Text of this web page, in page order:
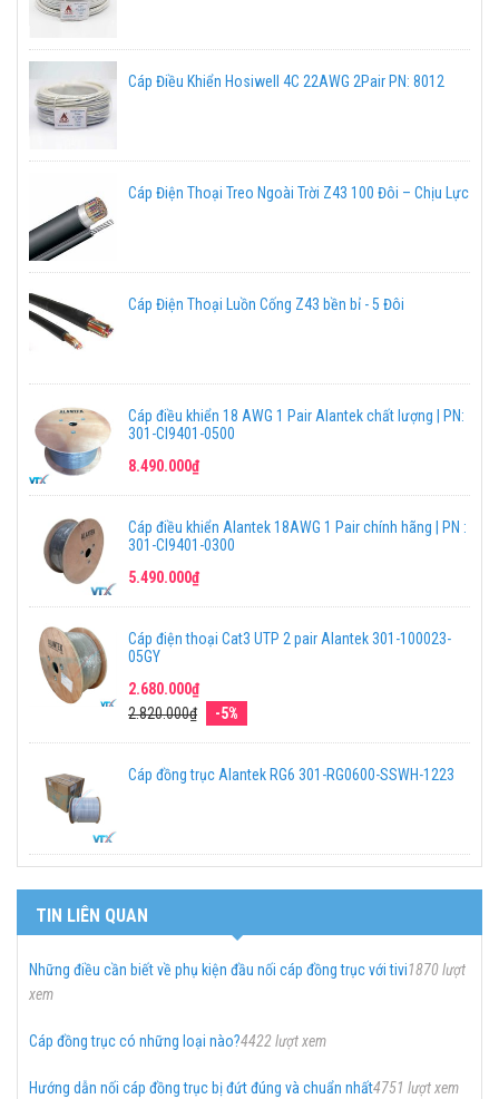
Cáp Điều Khiển Hosiwell 4C 22AWG 2Pair PN: 8012
Cáp Điện Thoại Treo Ngoài Trời Z43 100 Đôi – Chịu Lực
Cáp Điện Thoại Luồn Cống Z43 bền bỉ - 5 Đôi
Cáp điều khiển 18 AWG 1 Pair Alantek chất lượng | PN:
301-CI9401-0500
8.490.000₫
Cáp điều khiển Alantek 18AWG 1 Pair chính hãng | PN :
301-CI9401-0300
5.490.000₫
Cáp điện thoại Cat3 UTP 2 pair Alantek 301-100023-
05GY
2.680.000₫
2.820.000₫
-5%
Cáp đồng trục Alantek RG6 301-RG0600-SSWH-1223
TIN LIÊN QUAN
Những điều cần biết về phụ kiện đầu nối cáp đồng trục với tivi1870 lượt
xem
Cáp đồng trục có những loại nào?4422 lượt xem
Hướng dẫn nối cáp đồng trục bị đứt đúng và chuẩn nhất4751 lượt xem